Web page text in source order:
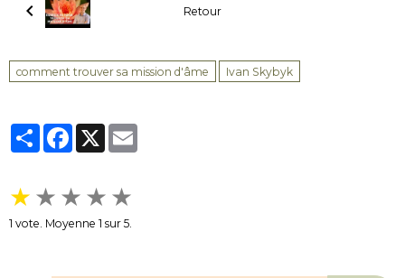
Retour
comment trouver sa mission d'âme Ivan Skybyk
PartagerFacebook
X
★ ★ ★ ★ ★
1 vote. Moyenne 1 sur 5.